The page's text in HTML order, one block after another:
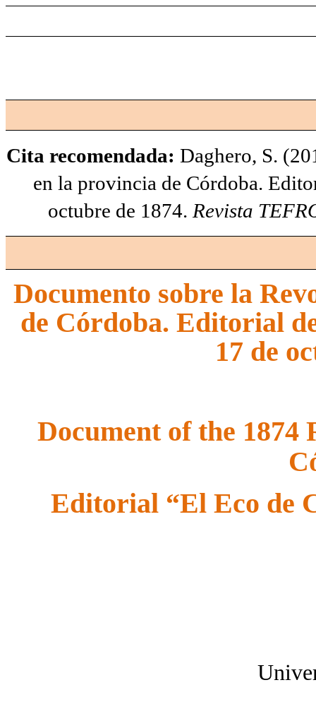
Cita recomendada:Daghero, S.
en la provincia de Córdoba.
octubre de 1874. Revista
Documento sobre la
de Córdoba. Editorial
17 de
Document of the
Editorial “El Eco de